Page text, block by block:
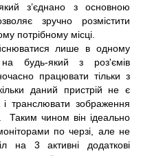
з’єднано з основною
зручно розмістити
потрібному місці.
лише в одному
будь-який з роз'ємів
працювати тільки з
даний пристрій не є
транслювати зображення
Таким чином він ідеально
по черзі, але не
на 3 активні додаткові